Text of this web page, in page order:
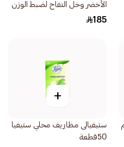
الأخضر وخل التفاح لضبط الوزن
30كبسولة
185
+
ستيفيالى مظاريف محلي ستيفيا
50قطعة